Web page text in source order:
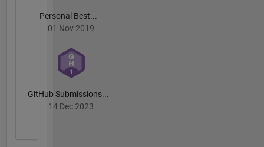
Personal Best...
01 Nov 2019
GitHub Submissions...
14 Dec 2023